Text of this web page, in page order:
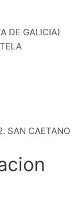
DE GALICIA)
SAN CAETANO